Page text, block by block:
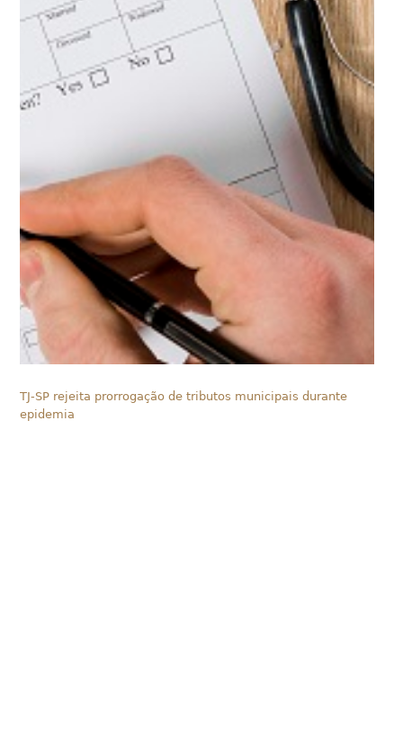
TJ-SP rejeita prorrogação de tributos municipais durante
epidemia